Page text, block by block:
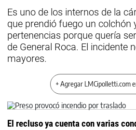
Es uno de los internos de la
que prendió fuego un colchón
pertenencias porque quería
de General Roca. El incidente
mayores.
+ Agregar LMCipolletti.com
El recluso ya cuenta con varias